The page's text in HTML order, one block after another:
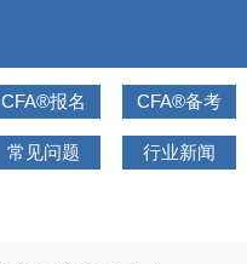
CFA®报名 CFA®备考
常见问题 行业新闻